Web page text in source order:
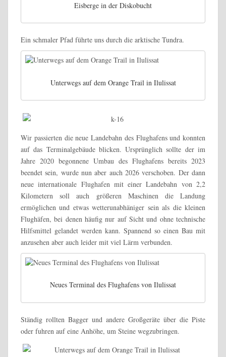
Eisberge in der Diskobucht
Ein schmaler Pfad führte uns durch die arktische Tundra.
Unterwegs auf dem Orange Trail in Ilulissat
Wir passierten die neue Landebahn des Flughafens und konnten
auf das Terminalgebäude blicken. Ursprünglich sollte der im
Jahre 2020 begonnene Umbau des Flughafens bereits 2023
beendet sein, wurde nun aber auch 2026 verschoben. Der dann
neue internationale Flughafen mit einer Landebahn von 2,2
Kilometern soll auch größeren Maschinen die Landung
ermöglichen und etwas wetterunabhäniger sein als die kleinen
Flughäfen, bei denen häufig nur auf Sicht und ohne technische
Hilfsmittel gelandet werden kann. Spannend so einen Bau mit
anzusehen aber auch leider mit viel Lärm verbunden.
Neues Terminal des Flughafens von Ilulissat
Ständig rollten Bagger und andere Großgeräte über die Piste
oder fuhren auf eine Anhöhe, um Steine wegzubringen.